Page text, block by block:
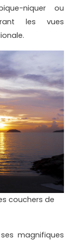
niquer ou
les vues
couchers de
magnifiques